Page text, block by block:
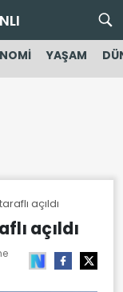
YAŞAM
açıldı
açıldı